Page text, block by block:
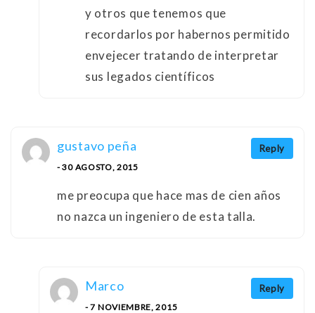
y otros que tenemos que
recordarlos por habernos permitido
envejecer tratando de interpretar
sus legados científicos
Reply
gustavo peña
- 30 AGOSTO, 2015
me preocupa que hace mas de cien años
no nazca un ingeniero de esta talla.
Reply
Marco
- 7 NOVIEMBRE, 2015